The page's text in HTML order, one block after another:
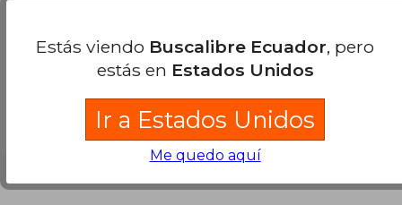
Estás viendo Buscalibre Ecuador, pero
estás en Estados Unidos
Ir a Estados Unidos
Me quedo aquí